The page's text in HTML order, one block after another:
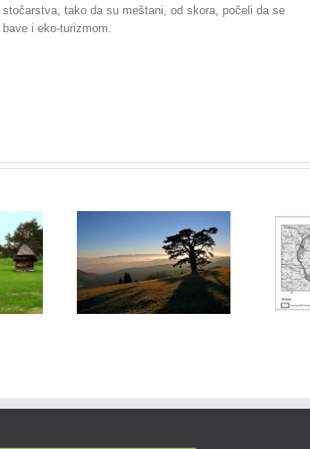
stočarstva, tako da su meštani, od skora, počeli da se
bave i eko-turizmom.